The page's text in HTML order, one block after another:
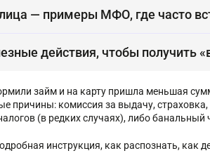
— примеры МФО, где часто
действия, чтобы получить
займ и на карту пришла меньшая
причины: комиссия за выдачу, страховка,
(в редких случаях), либо банальный
инструкция, как распознать, как